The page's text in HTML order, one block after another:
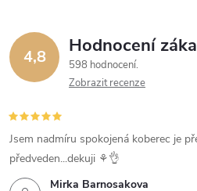
4,8 Hodnocení
598 hodnocení
Zobrazit recenze
Mirka Barnosakova
Jsem nadmíru spokojená koberec je
předveden...dekuji ⚘️👌